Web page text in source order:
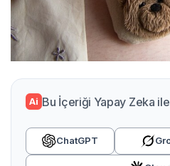
Ai Bu İçeriği Yapay Zeka
ChatGPT